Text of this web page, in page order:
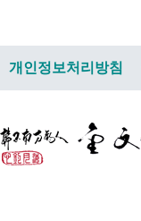
개인정보처리방침